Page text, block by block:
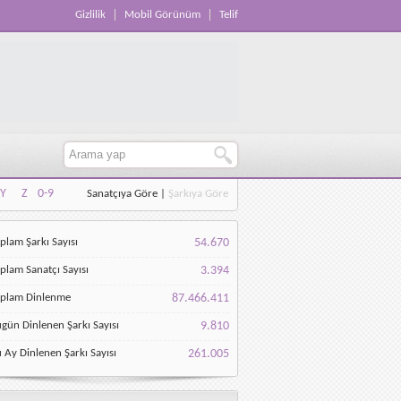
Gizlilik Mobil Görünüm Telif
Y Z
0-9
Y Z 0-9
Sanatçıya Göre Şarkıya Göre
Şarkı Sayısı 54.670
Sanatçı Sayısı 3.394
Dinlenme 87.466.411
Dinlenen Şarkı Sayısı 9.810
Ay Dinlenen Şarkı Sayısı 261.005